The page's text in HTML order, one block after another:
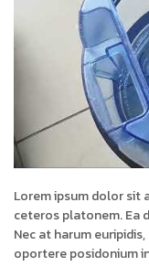
Lorem ipsum dolor sit
ceteros platonem. Ea
Nec at harum
oportere posidonium